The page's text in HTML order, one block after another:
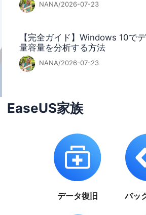
NANA/2026-07-23
【完全ガイド】Windows 10で
量容量を分析する方法
NANA/2026-07-23
EaseUS家族
データ復旧 バッ